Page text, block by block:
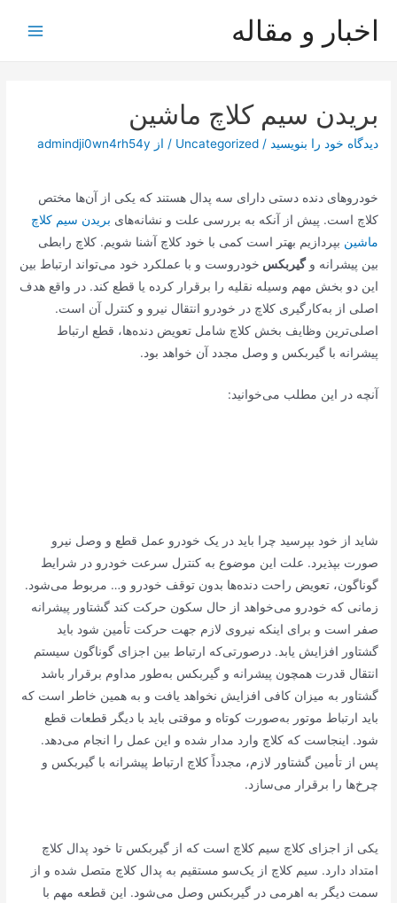
اخبار و مقاله
بریدن سیم کلاچ ماشین
دیدگاه‌ خود را بنویسید /
Uncategorized / از admindji0wn4rh54y
خودروهای دنده دستی دارای سه پدال هستند که یکی از آن‌ها مختص
کلاچ است. پیش از آنکه به بررسی علت و نشانه‌های بریدن سیم کلاچ
ماشین بپردازیم بهتر است کمی با خود کلاچ آشنا شویم. کلاچ رابطی
بین پیشرانه وگیربکس خودروست و با عملکرد خود می‌تواند ارتباط بین
این دو بخش مهم وسیله نقلیه را برقرار کرده یا قطع کند. در واقع هدف
اصلی از به‌کارگیری کلاچ در خودرو انتقال نیرو و کنترل آن است.
اصلی‌ترین وظایف بخش کلاچ شامل تعویض دنده‌ها، قطع ارتباط
پیشرانه با گیربکس و وصل مجدد آن خواهد بود.
آنچه در این مطلب می‌خوانید:
شاید از خود بپرسید چرا باید در یک خودرو عمل قطع و وصل نیرو
صورت بپذیرد. علت این موضوع به کنترل سرعت خودرو در شرایط
گوناگون، تعویض راحت دنده‌ها بدون توقف خودرو و… مربوط می‌شود.
زمانی که خودرو می‌خواهد از حال سکون حرکت کند گشتاور پیشرانه
صفر است و برای اینکه نیروی لازم جهت حرکت تأمین شود باید
گشتاور افزایش یابد. درصورتی‌که ارتباط بین اجزای گوناگون سیستم
انتقال قدرت همچون پیشرانه و گیربکس به‌طور مداوم برقرار باشد
گشتاور به میزان کافی افزایش نخواهد یافت و به همین خاطر است که
باید ارتباط موتور به‌صورت کوتاه و موقتی باید با دیگر قطعات قطع
شود. اینجاست که کلاچ وارد مدار شده و این عمل را انجام می‌دهد.
پس از تأمین گشتاور لازم، مجدداً کلاچ ارتباط پیشرانه با گیربکس و
چرخ‌ها را برقرار می‌سازد.
یکی از اجزای کلاچ سیم کلاچ است که از گیربکس تا خود پدال کلاچ
امتداد دارد. سیم کلاچ از یک‌سو مستقیم به پدال کلاچ متصل شده و از
سمت دیگر به اهرمی در گیربکس وصل می‌شود. این قطعه مهم با